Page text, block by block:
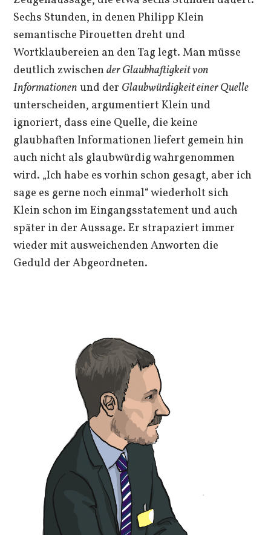
Sechs Stunden, in denen Philipp Klein
semantische Pirouetten dreht und
Wortklaubereien an den Tag legt. Man müsse
deutlich zwischenderGlaubhaftigkeit von
Informationenund der Glaubwürdigkeit einer Quelle
unterscheiden, argumentiert Klein und
ignoriert, dass eine Quelle, die keine
glaubhaften Informationen liefert gemein hin
auch nicht als glaubwürdig wahrgenommen
wird. „Ich habe es vorhin schon gesagt, aber ich
sage es gerne noch einmal“ wiederholt sich
Klein schon im Eingangsstatement und auch
später in der Aussage. Er strapaziert immer
wieder mit ausweichenden Anworten die
Geduld der Abgeordneten.